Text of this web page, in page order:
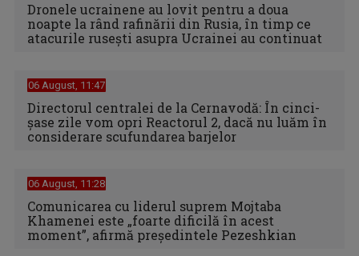
Dronele ucrainene au lovit pentru a doua
noapte la rând rafinării din Rusia, în timp ce
atacurile rusești asupra Ucrainei au continuat
06 August, 11:47
Directorul centralei de la Cernavodă: În cinci-
şase zile vom opri Reactorul 2, dacă nu luăm în
considerare scufundarea barjelor
06 August, 11:28
Comunicarea cu liderul suprem Mojtaba
Khamenei este „foarte dificilă în acest
moment”, afirmă preşedintele Pezeshkian